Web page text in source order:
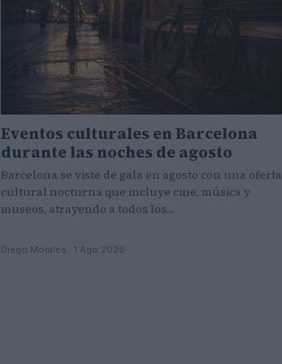
Eventos culturales en Barcelona
durante las noches de agosto
Barcelona se viste de gala en agosto con una oferta
cultural nocturna que incluye cine, música y
museos, atrayendo a todos los…
Diego Morales · 1 Ago 2026